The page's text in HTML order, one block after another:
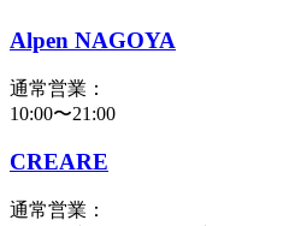
Alpen NAGOYA
通常営業：
10:00〜21:00
CREARE
通常営業：